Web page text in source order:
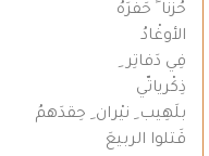
حُزنا ً حَفرَهُ
الأوغْادُ
فِي دَفاتِر ِ
ذِكْرياتّي
بلَهِيب ِ نيْران ِ حِقدَهمُ
قَتلوا الربيعَ